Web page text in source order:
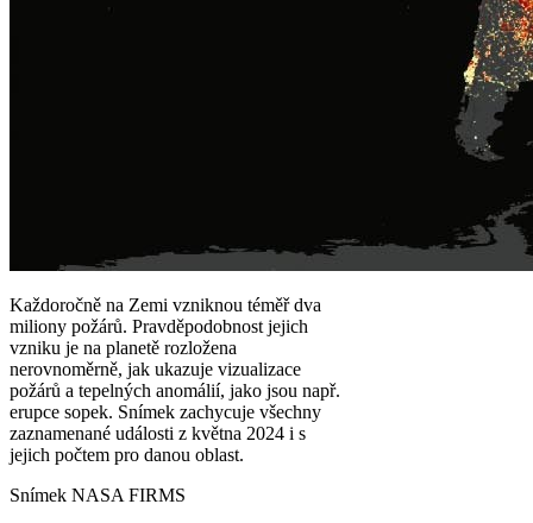
Každoročně na Zemi vzniknou téměř dva
miliony požárů. Pravděpodobnost jejich
vzniku je na planetě rozložena
nerovnoměrně, jak ukazuje vizualizace
požárů a tepelných anomálií, jako jsou např.
erupce sopek. Snímek zachycuje všechny
zaznamenané události z května 2024 i s
jejich počtem pro danou oblast.
Snímek NASA FIRMS